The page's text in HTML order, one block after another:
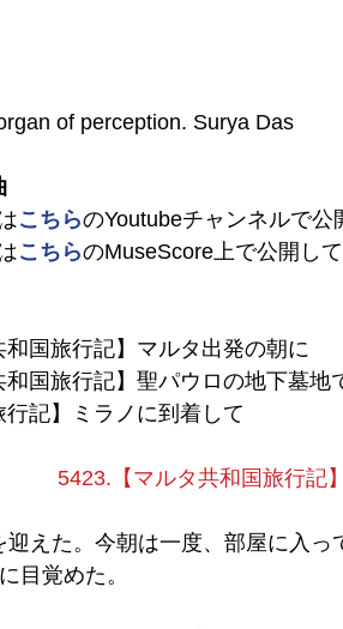
of perception. Surya Das
こちらのYoutubeチャンネルで公
こちらのMuseScore上で公開して
国旅行記】マルタ出発の朝に
国旅行記】聖パウロの地下墓地
記】ミラノに到着して
5423.【マルタ共和国旅行記
迎えた。今朝は一度、部屋に入
目覚めた。